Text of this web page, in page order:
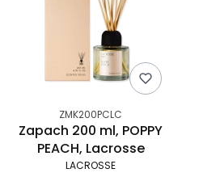
ZMK200PCLC
Zapach 200 ml, POPPY
PEACH, Lacrosse
LACROSSE